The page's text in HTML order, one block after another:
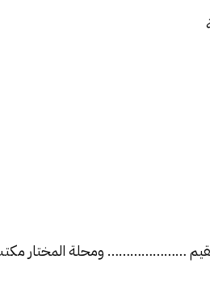
………………… ومحلة المختار مكتب